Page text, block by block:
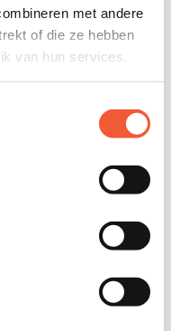
met andere
of die ze hebben
van hun services.
nieuwe pluche-
van Little Dutch:
items en een giftset.
formaten, een
nieuwe pluche-
van Little Dutch: